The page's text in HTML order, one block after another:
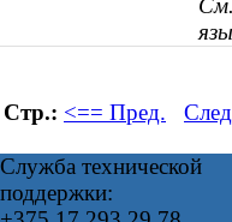
Стр.: <== Пред.
Служба технической
поддержки: